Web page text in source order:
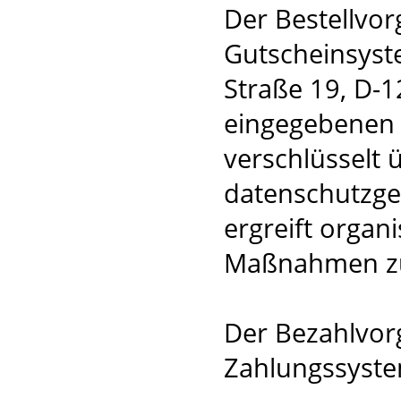
Der
Straße 19, D-
verschlüsselt
ergreift
Maßnahmen
Der